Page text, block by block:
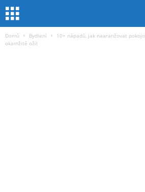
Domů Bydlení
10+ nápadů, jak naaranžovat
okamžitě ožil